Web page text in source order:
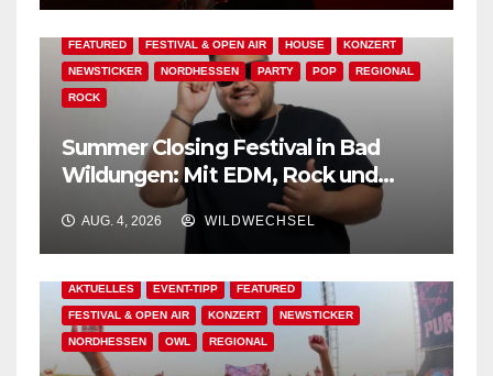
FEATURED FESTIVAL & OPEN AIR HOUSE KONZERT
NEWSTICKER NORDHESSEN PARTY POP REGIONAL
ROCK
Summer Closing Festival in Bad
Wildungen: Mit EDM, Rock und
Festivalflair klingt der Sommer aus!
AUG. 4, 2026 WILDWECHSEL
AKTUELLES EVENT-TIPP FEATURED
FESTIVAL & OPEN AIR KONZERT NEWSTICKER
NORDHESSEN OWL REGIONAL